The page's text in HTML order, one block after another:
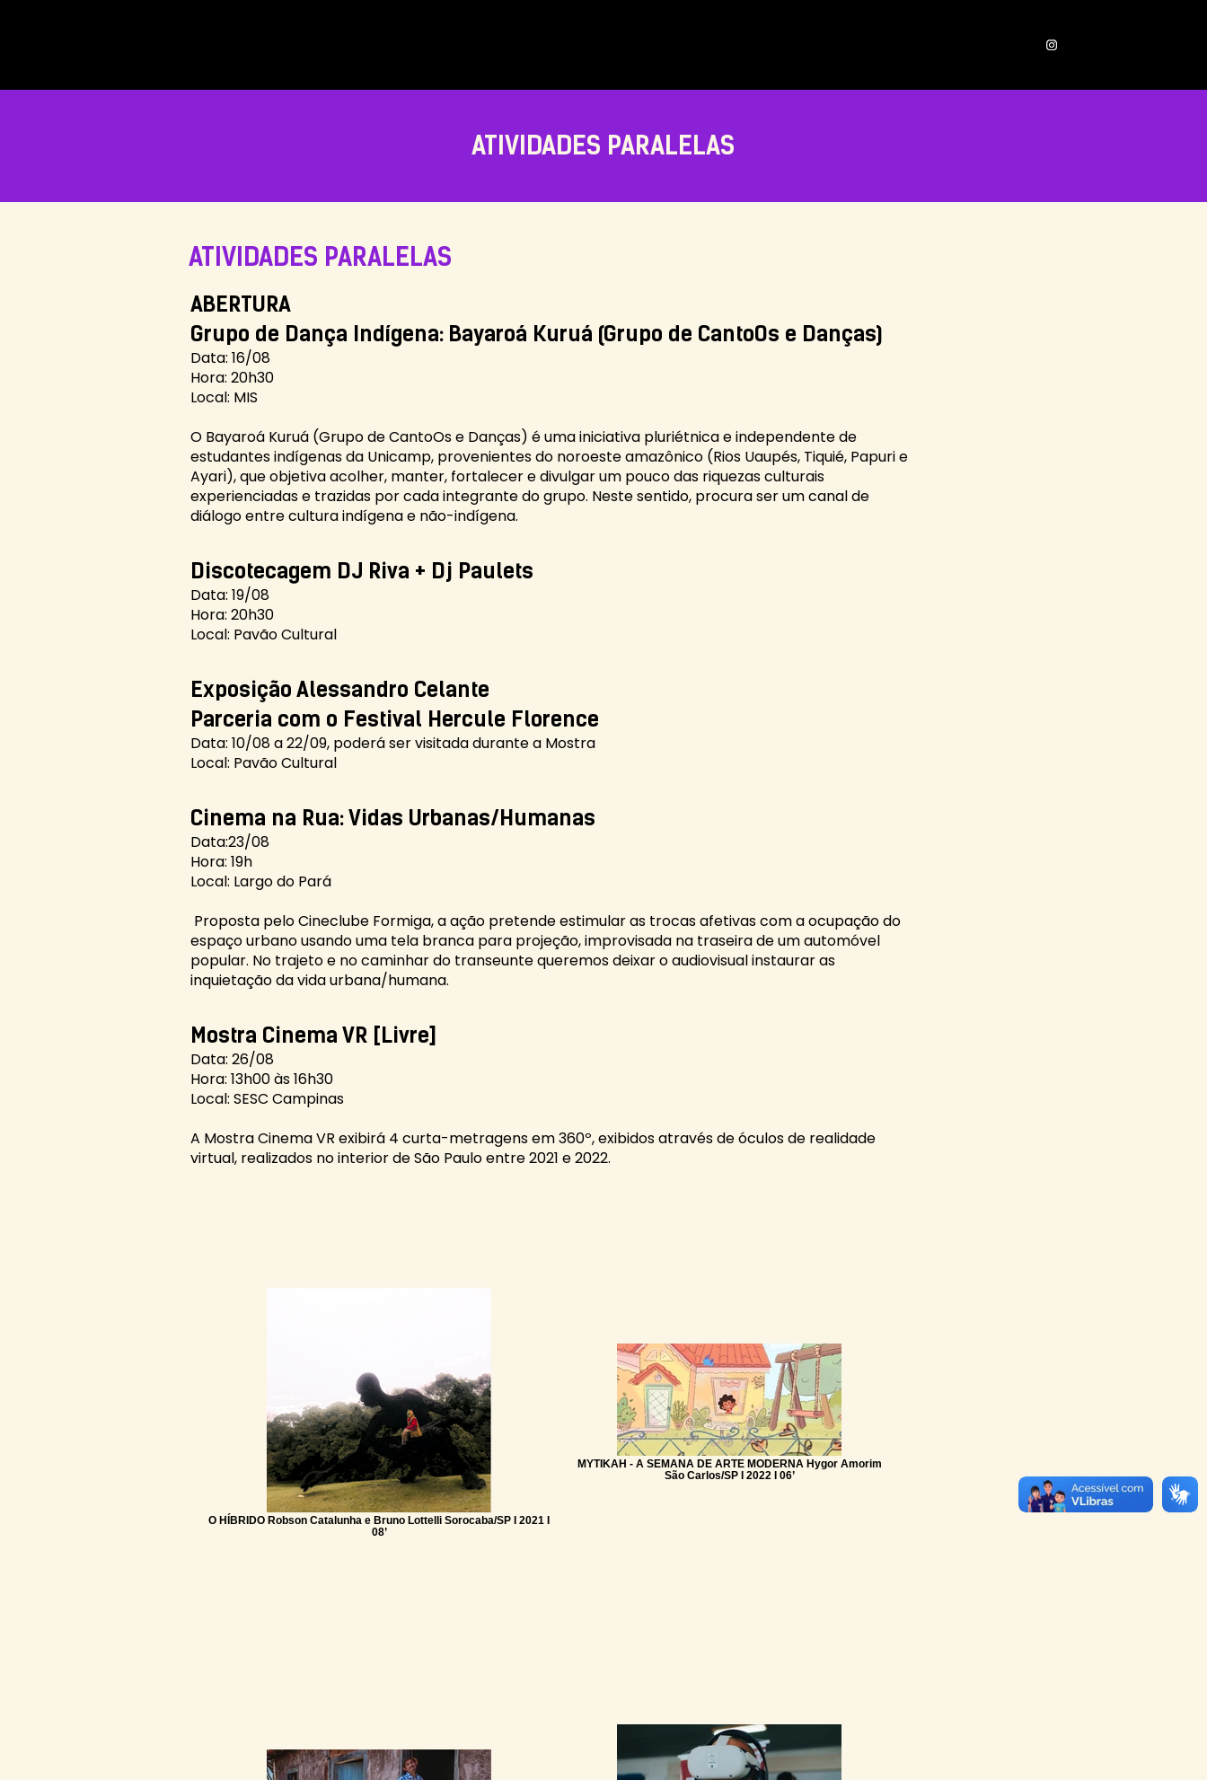
ATIVIDADES PARALELAS
ATIVIDADES PARALELAS
ABERTURA
Grupo de Dança Indígena: Bayaroá Kuruá (Grupo de CantoOs e Danças)
Data: 16/08
Hora: 20h30
Local: MIS
O Bayaroá Kuruá (Grupo de CantoOs e Danças) é uma iniciativa pluriétnica e independente de
estudantes indígenas da Unicamp, provenientes do noroeste amazônico (Rios Uaupés, Tiquié, Papuri e
Ayari), que objetiva acolher, manter, fortalecer e divulgar um pouco das riquezas culturais
experienciadas e trazidas por cada integrante do grupo. Neste sentido, procura ser um canal de
diálogo entre cultura indígena e não-indígena.
Discotecagem DJ Riva + Dj Paulets
Data: 19/08
Hora: 20h30
Local: Pavão Cultural
Exposição Alessandro Celante
Parceria com o Festival Hercule Florence
Data: 10/08 a 22/09, poderá ser visitada durante a Mostra
Local: Pavão Cultural
Cinema na Rua: Vidas Urbanas/Humanas
Data:23/08
Hora: 19h
Local: Largo do Pará
Proposta pelo Cineclube Formiga, a ação pretende estimular as trocas afetivas com a ocupação do
espaço urbano usando uma tela branca para projeção, improvisada na traseira de um automóvel
popular. No trajeto e no caminhar do transeunte queremos deixar o audiovisual instaurar as
inquietação da vida urbana/humana.
Mostra Cinema VR [Livre]
Data: 26/08
Hora: 13h00 às 16h30
Local: SESC Campinas
A Mostra Cinema VR exibirá 4 curta-metragens em 360º, exibidos através de óculos de realidade
virtual, realizados no interior de São Paulo entre 2021 e 2022.
O HÍBRIDO Robson Catalunha e Bruno Lottelli Sorocaba/SP I 2021 I
08’
MYTIKAH - A SEMANA DE ARTE MODERNA Hygor Amorim
São Carlos/SP I 2022 I 06’